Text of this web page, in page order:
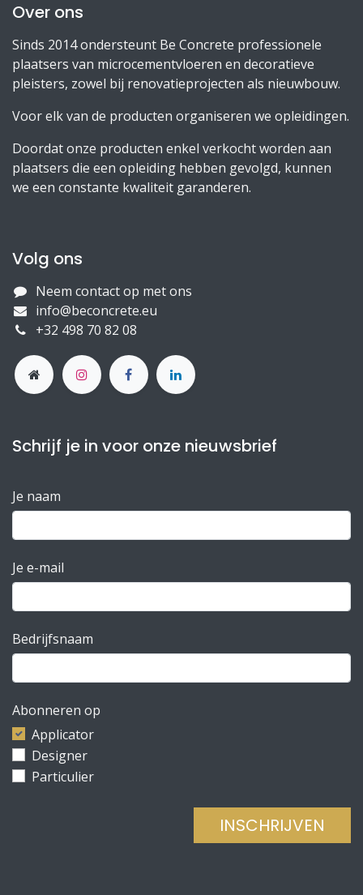
Over ons
Sinds 2014 ondersteunt Be Concrete professionele
plaatsers van microcementvloeren en decoratieve
pleisters, zowel bij renovatieprojecten als nieuwbouw.
Voor elk van de producten organiseren we opleidingen.
Doordat onze producten enkel verkocht worden aan
plaatsers die een opleiding hebben gevolgd, kunnen
we een constante kwaliteit garanderen.
Volg ons
Neem contact op met ons
info@beconcrete.eu
+32 498 70 82 08
Schrijf je in voor onze nieuwsbrief
Je naam
Je e-mail
Bedrijfsnaam
Abonneren op
Applicator
Designer
Particulier
INSCHRIJVEN